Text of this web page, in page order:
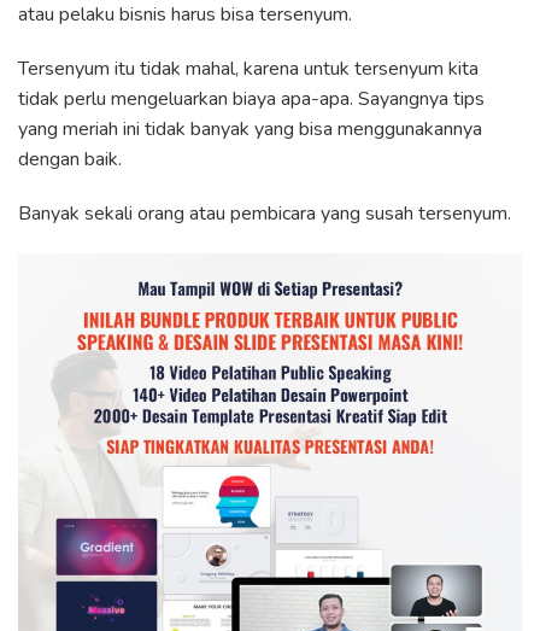
atau pelaku bisnis harus bisa tersenyum.
Tersenyum itu tidak mahal, karena untuk tersenyum kita
tidak perlu mengeluarkan biaya apa-apa. Sayangnya tips
yang meriah ini tidak banyak yang bisa menggunakannya
dengan baik.
Banyak sekali orang atau pembicara yang susah tersenyum.